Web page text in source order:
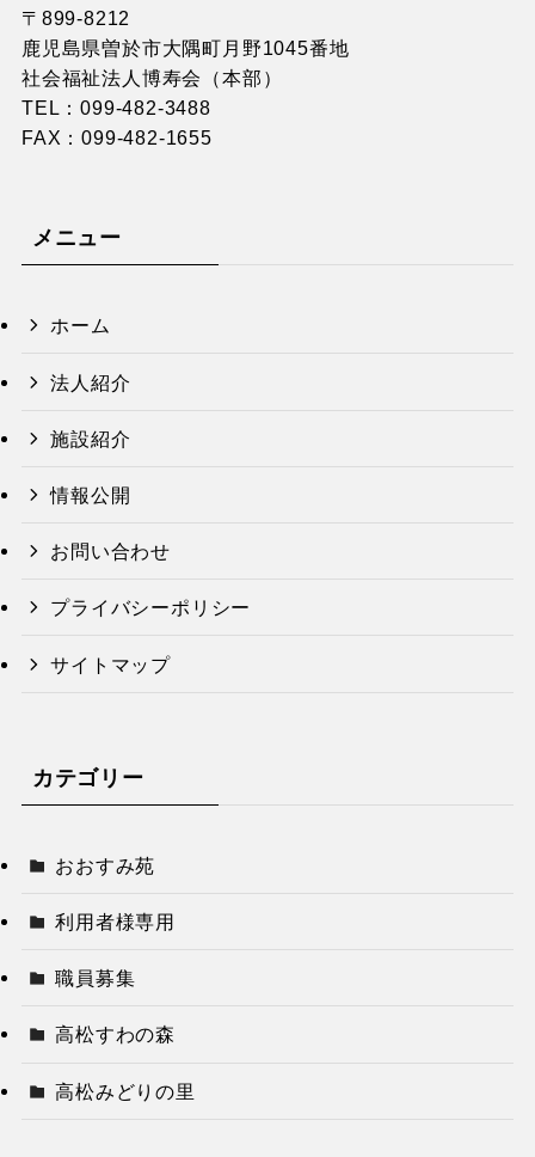
〒899-8212
鹿児島県曽於市大隅町月野1045番地
社会福祉法人博寿会（本部）
TEL：099-482-3488
FAX：099-482-1655
メニュー
ホーム
法人紹介
施設紹介
情報公開
お問い合わせ
プライバシーポリシー
サイトマップ
カテゴリー
おおすみ苑
利用者様専用
職員募集
高松すわの森
高松みどりの里